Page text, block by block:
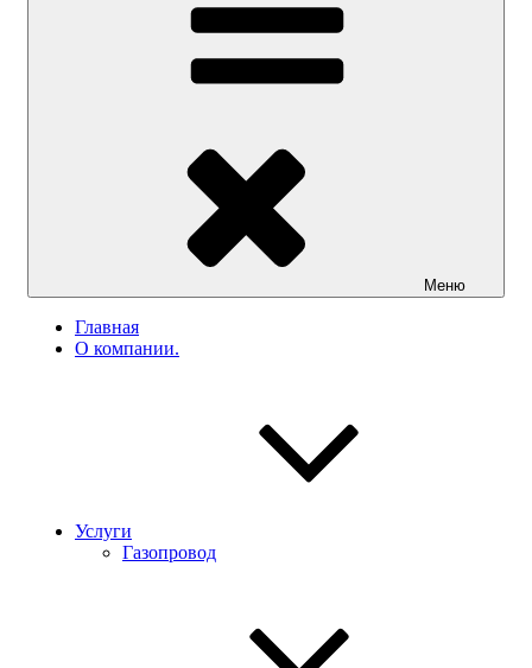
Меню
Главная
О компании.
Услуги
Газопровод